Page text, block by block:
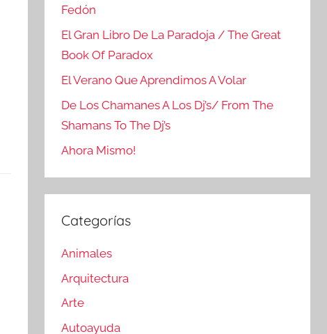
Fedón
El Gran Libro De La Paradoja / The Great
Book Of Paradox
El Verano Que Aprendimos A Volar
De Los Chamanes A Los Dj’s/ From The
Shamans To The Dj’s
Ahora Mismo!
Categorías
Animales
Arquitectura
Arte
Autoayuda